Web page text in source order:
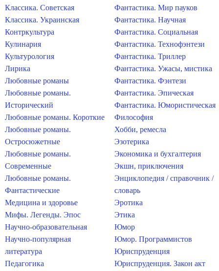
Классика. Советская
Классика. Украинская
Контркультура
Кулинария
Культурология
Лирика
Любовные романы
Любовные романы.
Исторический
Любовные романы. Короткие
Любовные романы.
Остросюжетные
Любовные романы.
Современные
Любовные романы.
Фантастические
Медицина и здоровье
Мифы. Легенды. Эпос
Научно-образовательная
Научно-популярная
литература
Педагогика
Фантастика. Мир пауков
Фантастика. Научная
Фантастика. Социальная
Фантастика. Технофэнтези
Фантастика. Триллер
Фантастика. Ужасы, мистика
Фантастика. Фэнтези
Фантастика. Эпическая
Фантастика. Юмористическая
Философия
Хобби, ремесла
Эзотерика
Экономика и бухгалтерия
Экшн, приключения
Энциклопедия / справочник /
словарь
Эротика
Этика
Юмор
Юмор. Программистов
Юриспруденция
Юриспруденция. Закон акт